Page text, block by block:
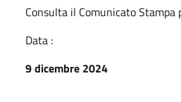
Consulta il Comunicato Stampa
Data :
9 dicembre 2024